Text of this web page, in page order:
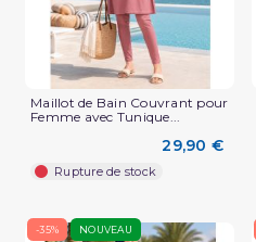
Maillot de Bain Couvrant pour
Femme avec Tunique...
29,90 €
Rupture de stock
-35% NOUVEAU